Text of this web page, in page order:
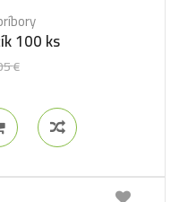
100 ks
€